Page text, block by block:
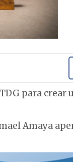
para crear
Amaya